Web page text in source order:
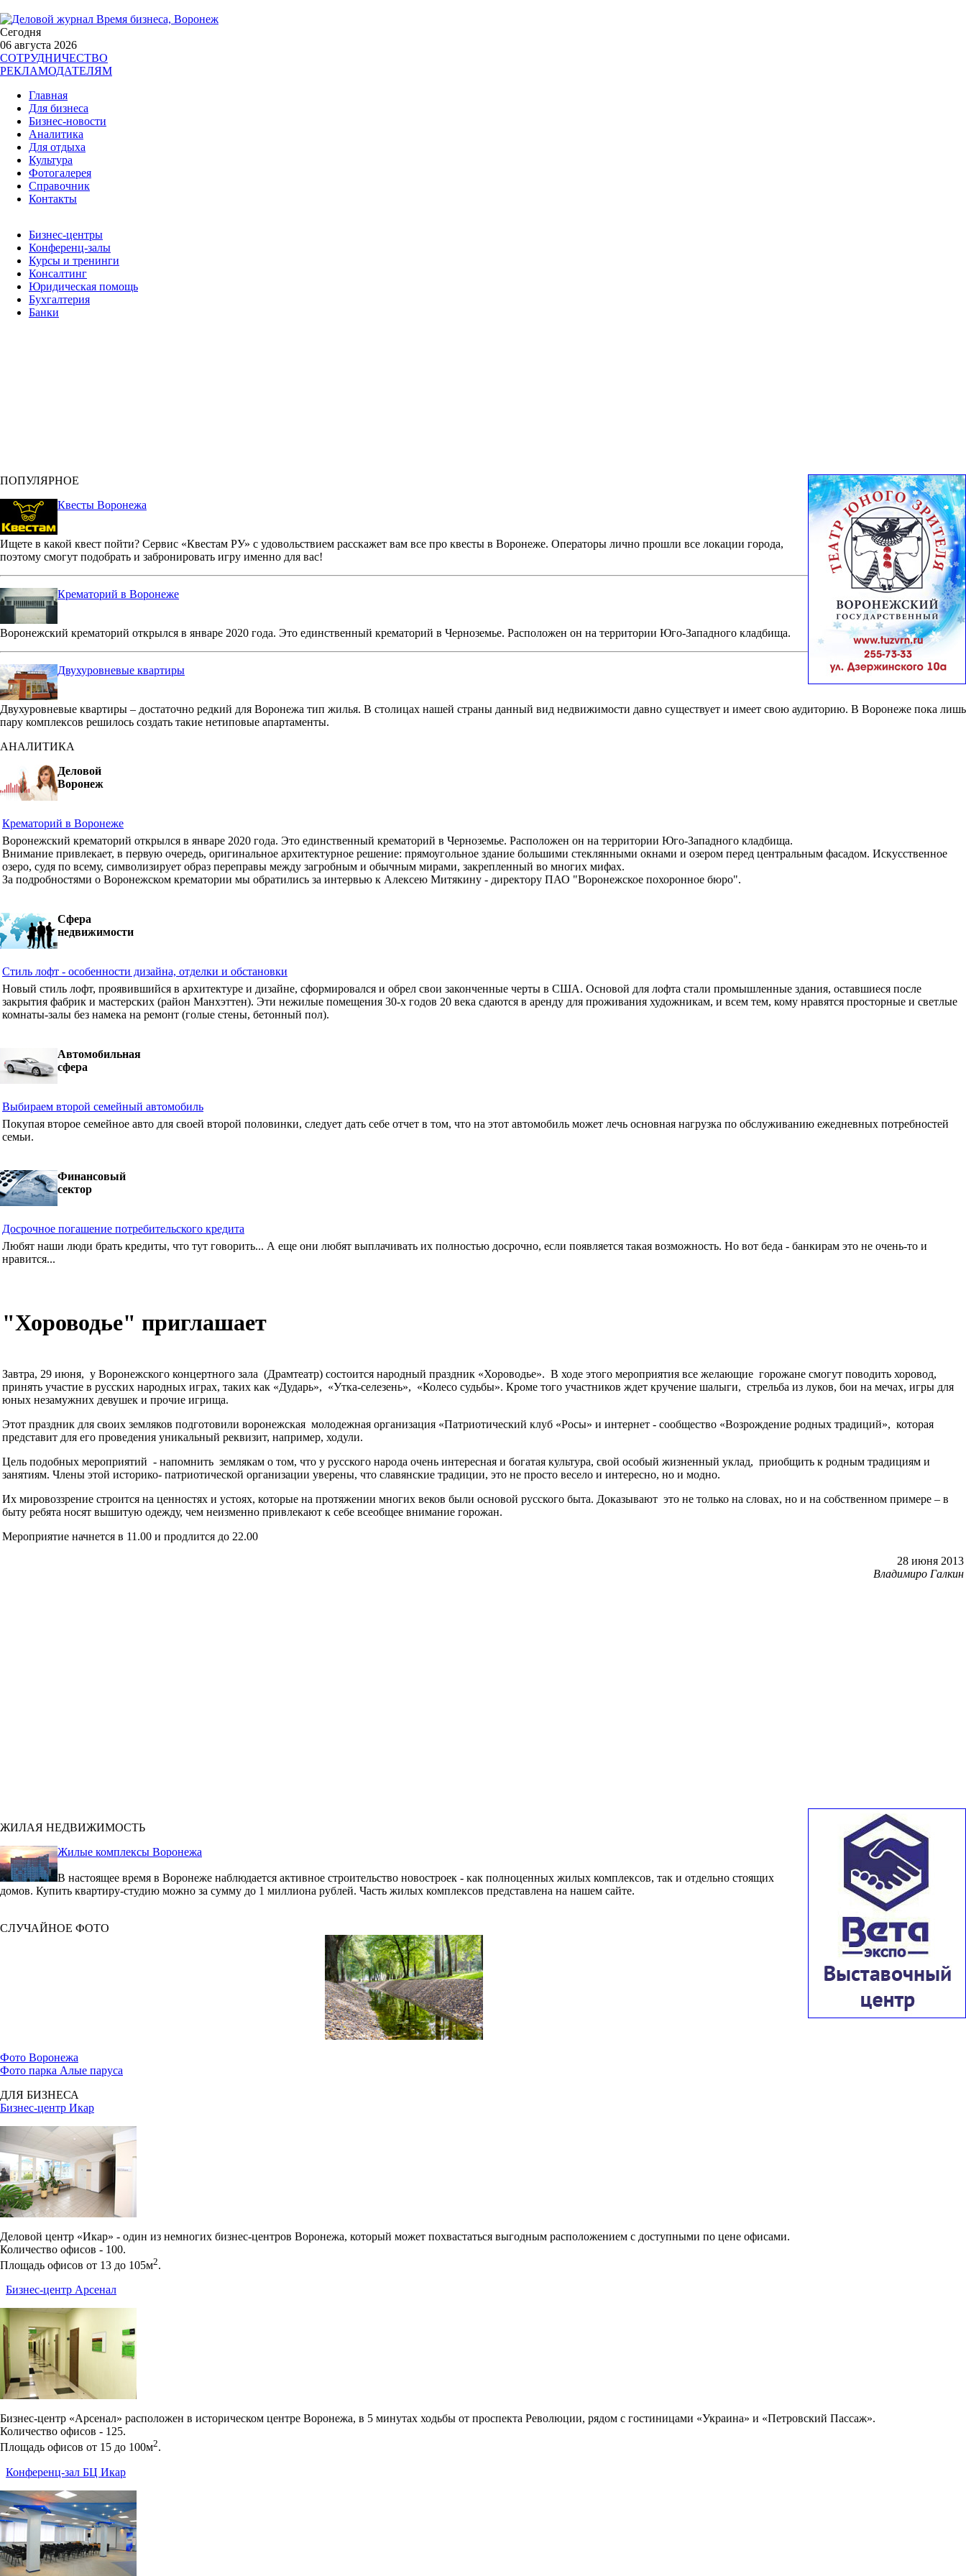
Сегодня
06 августа 2026
СОТРУДНИЧЕСТВО
РЕКЛАМОДАТЕЛЯМ
Главная
Для бизнеса
Бизнес-новости
Аналитика
Для отдыха
Культура
Фотогалерея
Справочник
Контакты
Бизнес-центры
Конференц-залы
Курсы и тренинги
Консалтинг
Юридическая помощь
Бухгалтерия
Банки
ПОПУЛЯРНОЕ
Квесты Воронежа
Ищете в какой квест пойти? Сервис «Квестам РУ» с удовольствием расскажет вам все про квесты в Воронеже. Операторы лично прошли все локации города,
поэтому смогут подобрать и забронировать игру именно для вас!
Крематорий в Воронеже
Воронежский крематорий открылся в январе 2020 года. Это единственный крематорий в Черноземье. Расположен он на территории Юго-Западного кладбища.
Двухуровневые квартиры
Двухуровневые квартиры – достаточно редкий для Воронежа тип жилья. В столицах нашей страны данный вид недвижимости давно существует и имеет свою аудиторию. В Воронеже пока лишь
пару комплексов решилось создать такие нетиповые апартаменты.
АНАЛИТИКА
Деловой
Воронеж
Крематорий в Воронеже
Воронежский крематорий открылся в январе 2020 года. Это единственный крематорий в Черноземье. Расположен он на территории Юго-Западного кладбища.
Внимание привлекает, в первую очередь, оригинальное архитектурное решение: прямоугольное здание большими стеклянными окнами и озером перед центральным фасадом. Искусственное
озеро, судя по всему, символизирует образ переправы между загробным и обычным мирами, закрепленный во многих мифах.
За подробностями о Воронежском крематории мы обратились за интервью к Алексею Митякину - директору ПАО "Воронежское похоронное бюро".
Сфера
недвижимости
Стиль лофт - особенности дизайна, отделки и обстановки
Новый стиль лофт, проявившийся в архитектуре и дизайне, сформировался и обрел свои законченные черты в США. Основой для лофта стали промышленные здания, оставшиеся после
закрытия фабрик и мастерских (район Манхэттен). Эти нежилые помещения 30-х годов 20 века сдаются в аренду для проживания художникам, и всем тем, кому нравятся просторные и светлые
комнаты-залы без намека на ремонт (голые стены, бетонный пол).
Автомобильная
сфера
Выбираем второй семейный автомобиль
Покупая второе семейное авто для своей второй половинки, следует дать себе отчет в том, что на этот автомобиль может лечь основная нагрузка по обслуживанию ежедневных потребностей
семьи.
Финансовый
сектор
Досрочное погашение потребительского кредита
Любят наши люди брать кредиты, что тут говорить... А еще они любят выплачивать их полностью досрочно, если появляется такая возможность. Но вот беда - банкирам это не очень-то и
нравится...
"Хороводье" приглашает
Завтра, 29 июня, у Воронежского концертного зала (Драмтеатр) состоится народный праздник «Хороводье». В ходе этого мероприятия все желающие горожане смогут поводить хоровод,
принять участие в русских народных играх, таких как «Дударь», «Утка-селезень», «Колесо судьбы». Кроме того участников ждет кручение шалыги, стрельба из луков, бои на мечах, игры для
юных незамужних девушек и прочие игрища.
Этот праздник для своих земляков подготовили воронежская молодежная организация «Патриотический клуб «Росы» и интернет - сообщество «Возрождение родных традиций», которая
представит для его проведения уникальный реквизит, например, ходули.
Цель подобных мероприятий - напомнить землякам о том, что у русского народа очень интересная и богатая культура, свой особый жизненный уклад, приобщить к родным традициям и
занятиям. Члены этой историко- патриотической организации уверены, что славянские традиции, это не просто весело и интересно, но и модно.
Их мировоззрение строится на ценностях и устоях, которые на протяжении многих веков были основой русского быта. Доказывают это не только на словах, но и на собственном примере – в
быту ребята носят вышитую одежду, чем неизменно привлекают к себе всеобщее внимание горожан.
Мероприятие начнется в 11.00 и продлится до 22.00
28 июня 2013
Владимиро Галкин
ЖИЛАЯ НЕДВИЖИМОСТЬ
Жилые комплексы Воронежа
В настоящее время в Воронеже наблюдается активное строительство новостроек - как полноценных жилых комплексов, так и отдельно стоящих
домов. Купить квартиру-студию можно за сумму до 1 миллиона рублей. Часть жилых комплексов представлена на нашем сайте.
СЛУЧАЙНОЕ ФОТО
Фото Воронежа
Фото парка Алые паруса
ДЛЯ БИЗНЕСА
Бизнес-центр Икар
Деловой центр «Икар» - один из немногих бизнес-центров Воронежа, который может похвастаться выгодным расположением с доступными по цене офисами.
Количество офисов - 100.
Площадь офисов от 13 до 105м2.
Бизнес-центр Арсенал
Бизнес-центр «Арсенал» расположен в историческом центре Воронежа, в 5 минутах ходьбы от проспекта Революции, рядом с гостиницами «Украина» и «Петровский Пассаж».
Количество офисов - 125.
Площадь офисов от 15 до 100м2.
Конференц-зал БЦ Икар